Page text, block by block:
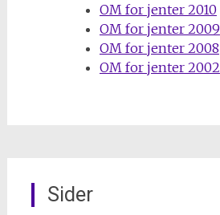
OM for jenter 2010
OM for jenter 2009
OM for jenter 2008
OM for jenter 2002
Sider